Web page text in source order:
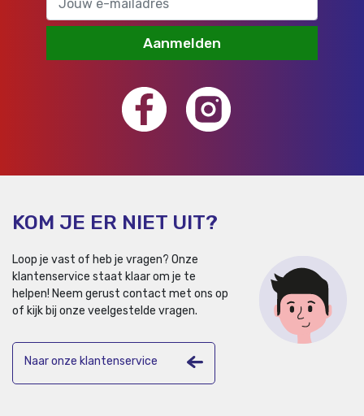
Aanmelden
KOM JE ER NIET UIT?
Loop je vast of heb je vragen? Onze
klantenservice staat klaar om je te
helpen! Neem gerust contact met ons op
of kijk bij onze veelgestelde vragen.
Naar onze klantenservice